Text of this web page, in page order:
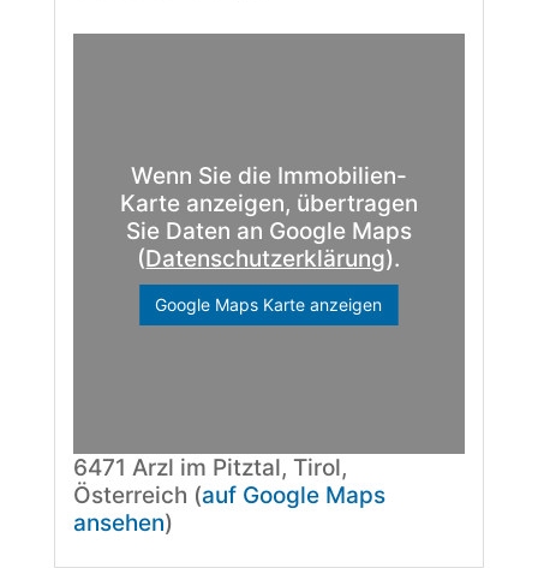
Wenn Sie die Immobilien-
Karte anzeigen, übertragen
Sie Daten an Google Maps
(Datenschutzerklärung).
Google Maps Karte anzeigen
6471 Arzl im Pitztal, Tirol,
Österreich (auf Google Maps
ansehen)